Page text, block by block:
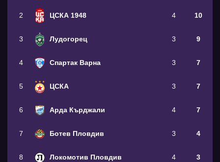
2 ЦСКА 1948 4 10
3 Лудогорец 3 9
4 Спартак Варна 3 7
5 ЦСКА 3 7
6 Арда Кърджали 4 7
7 Ботев Пловдив 3 4
8 Локомотив Пловдив 4 3